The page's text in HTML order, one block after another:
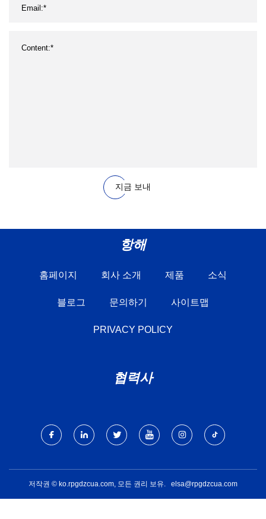
지금 보내
항해
홈페이지 회사 소개 제품 소식
블로그 문의하기 사이트맵
PRIVACY POLICY
협력사
저작권 © ko.rpgdzcua.com, 모든 권리 보유. elsa@rpgdzcua.com